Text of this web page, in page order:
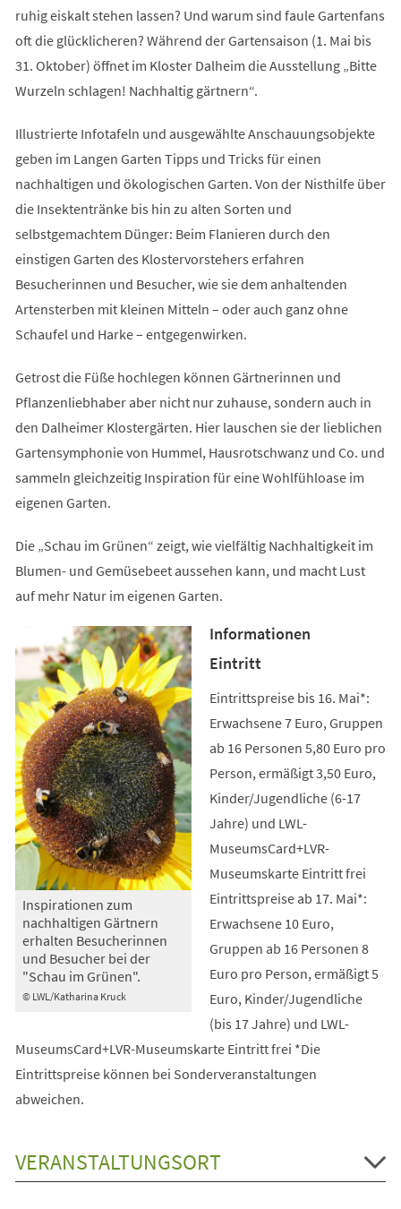
ruhig eiskalt stehen lassen? Und warum sind faule Gartenfans
oft die glücklicheren? Während der Gartensaison (1. Mai bis
31. Oktober) öffnet im Kloster Dalheim die Ausstellung „Bitte
Wurzeln schlagen! Nachhaltig gärtnern“.
Illustrierte Infotafeln und ausgewählte Anschauungsobjekte
geben im Langen Garten Tipps und Tricks für einen
nachhaltigen und ökologischen Garten. Von der Nisthilfe über
die Insektentränke bis hin zu alten Sorten und
selbstgemachtem Dünger: Beim Flanieren durch den
einstigen Garten des Klostervorstehers erfahren
Besucherinnen und Besucher, wie sie dem anhaltenden
Artensterben mit kleinen Mitteln – oder auch ganz ohne
Schaufel und Harke – entgegenwirken.
Getrost die Füße hochlegen können Gärtnerinnen und
Pflanzenliebhaber aber nicht nur zuhause, sondern auch in
den Dalheimer Klostergärten. Hier lauschen sie der lieblichen
Gartensymphonie von Hummel, Hausrotschwanz und Co. und
sammeln gleichzeitig Inspiration für eine Wohlfühloase im
eigenen Garten.
Die „Schau im Grünen“ zeigt, wie vielfältig Nachhaltigkeit im
Blumen- und Gemüsebeet aussehen kann, und macht Lust
auf mehr Natur im eigenen Garten.
© LWL/Katharina Kruck
Inspirationen zum
nachhaltigen Gärtnern
erhalten Besucherinnen
und Besucher bei der
"Schau im Grünen".
Informationen
Eintritt
Eintrittspreise bis 16. Mai*:
Erwachsene 7 Euro, Gruppen
ab 16 Personen 5,80 Euro pro
Person, ermäßigt 3,50 Euro,
Kinder/Jugendliche (6-17
Jahre) und LWL-
MuseumsCard+LVR-
Museumskarte Eintritt frei
Eintrittspreise ab 17. Mai*:
Erwachsene 10 Euro,
Gruppen ab 16 Personen 8
Euro pro Person, ermäßigt 5
Euro, Kinder/Jugendliche
(bis 17 Jahre) und LWL-
MuseumsCard+LVR-Museumskarte Eintritt frei *Die
Eintrittspreise können bei Sonderveranstaltungen
abweichen.
VERANSTALTUNGSORT